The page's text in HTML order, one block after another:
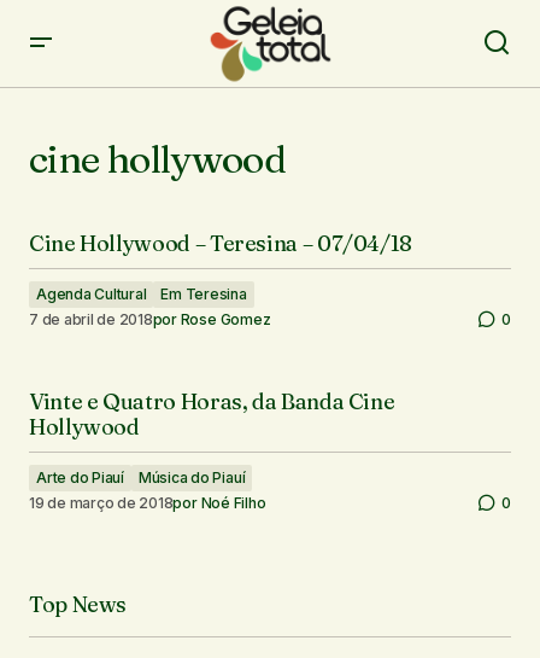
cine hollywood
Cine Hollywood – Teresina – 07/04/18
Agenda Cultural
Em Teresina
7 de abril de 2018por Rose Gomez 0
Vinte e Quatro Horas, da Banda Cine
Hollywood
Arte do Piauí
Música do Piauí
19 de março de 2018por Noé Filho 0
Top News